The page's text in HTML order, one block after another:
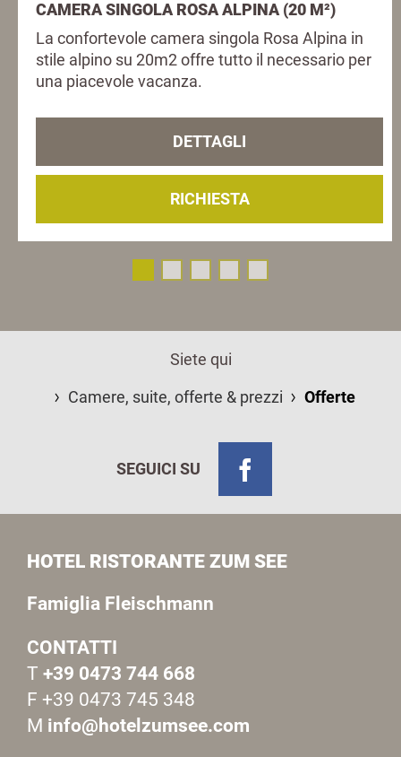
CAMERA SINGOLA ROSA ALPINA (20 M²)
La confortevole camera singola Rosa Alpina in
stile alpino su 20m2 offre tutto il necessario per
una piacevole vacanza.
DETTAGLI
RICHIESTA
Siete qui
Camere, suite, offerte & prezzi
Offerte
SEGUICI SU
HOTEL RISTORANTE ZUM SEE
Famiglia Fleischmann
CONTATTI
T +39 0473 744 668
F +39 0473 745 348
M info@hotelzumsee.com